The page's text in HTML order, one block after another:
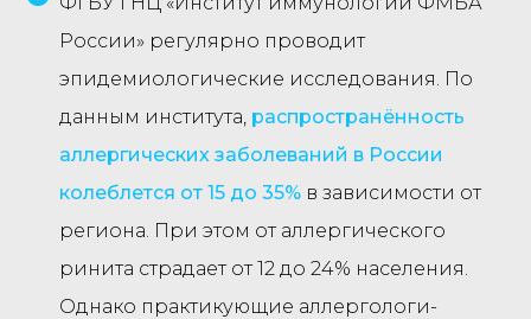
России» регулярно проводит
эпидемиологические исследования. По
данным института, распространённость
аллергических заболеваний в России
колеблется от 15 до 35% в зависимости от
региона. При этом от аллергического
ринита страдает от 12 до 24% населения.
Однако практикующие аллергологи-